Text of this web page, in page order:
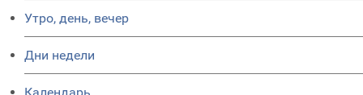
Утро, день, вечер
Дни недели